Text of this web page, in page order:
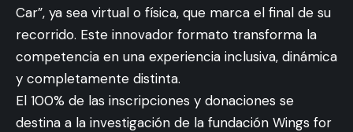
Car”, ya sea virtual o física, que marca el final de su
recorrido. Este innovador formato transforma la
competencia en una experiencia inclusiva, dinámica
y completamente distinta.
El 100% de las inscripciones y donaciones se
destina a la investigación de la fundación Wings for